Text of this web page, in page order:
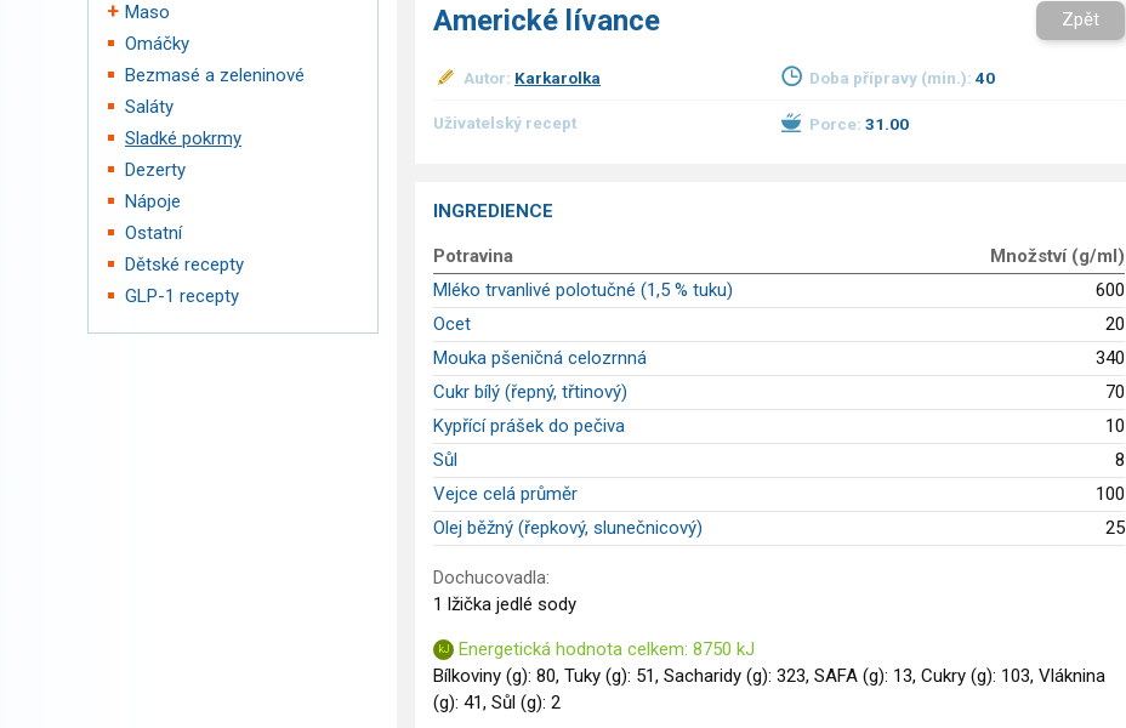
Maso
Omáčky
Bezmasé a zeleninové
Saláty
Sladké pokrmy
Dezerty
Nápoje
Ostatní
Dětské recepty
GLP-1 recepty
Americké lívance Zpět
Autor: Karkarolka Doba přípravy (min.): 40
Uživatelský recept Porce: 31.00
INGREDIENCE
Potravina
Množství (g/ml)
Mléko trvanlivé polotučné (1,5 % tuku)
600
Ocet
20
Mouka pšeničná celozrnná
340
Cukr bílý (řepný, třtinový)
70
Kypřící prášek do pečiva
10
Sůl
8
Vejce celá průměr
100
Olej běžný (řepkový, slunečnicový)
25
Dochucovadla:
1 lžička jedlé sody
Energetická hodnota celkem: 8750 kJ
Bílkoviny (g): 80, Tuky (g): 51, Sacharidy (g): 323, SAFA (g): 13, Cukry (g): 103, Vláknina
(g): 41, Sůl (g): 2